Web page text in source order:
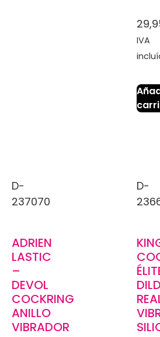
IVA
D-
237070
ADRIEN
LASTIC
–
DEVOL
COCKRING
ANILLO
VIBRADOR
D-